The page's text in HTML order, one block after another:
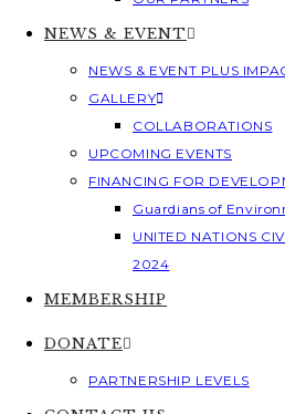
NEWS & EVENT
NEWS & EVENT PLUS
GALLERY
COLLABORATIONS
UPCOMING EVENTS
FINANCING FOR
Guardians of
UNITED NATIONS
2024
MEMBERSHIP
DONATE
PARTNERSHIP LEVELS